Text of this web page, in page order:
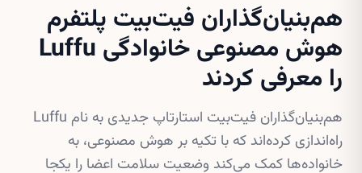
هم‌بنیان‌گذاران فیت‌بیت پلتفرم
هوش مصنوعی خانوادگی Luffu
را معرفی کردند
هم‌بنیان‌گذاران فیت‌بیت استارتاپ جدیدی به نام Luffu
راه‌اندازی کرده‌اند که با تکیه بر هوش مصنوعی، به
خانواده‌ها کمک می‌کند وضعیت سلامت اعضا را یکجا